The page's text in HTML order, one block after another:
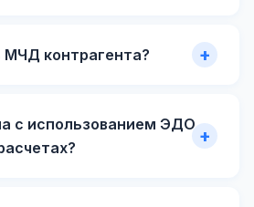
МЧД контрагента?
с использованием ЭДО